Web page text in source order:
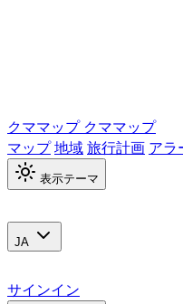
クママップ クママップ
マップ地域旅行計画 アラ
表示テーマ
JA
サインイン